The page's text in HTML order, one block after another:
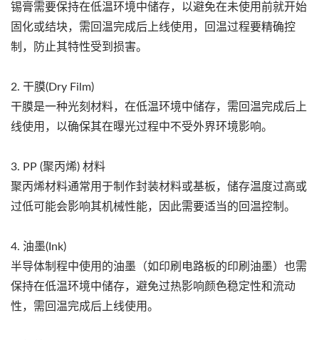
锡膏需要保持在低温环境中储存，以避免在未使用前就开始
固化或结块，需回温完成后上线使用，回温过程要精确控
制，防止其特性受到损害。
2. 干膜(Dry Film)
干膜是一种光刻材料，在低温环境中储存，需回温完成后上
线使用，以确保其在曝光过程中不受外界环境影响。
3. PP (聚丙烯) 材料
聚丙烯材料通常用于制作封装材料或基板，储存温度过高或
过低可能会影响其机械性能，因此需要适当的回温控制。
4. 油墨(Ink)
半导体制程中使用的油墨（如印刷电路板的印刷油墨）也需
保持在低温环境中储存，避免过热影响颜色稳定性和流动
性，需回温完成后上线使用。